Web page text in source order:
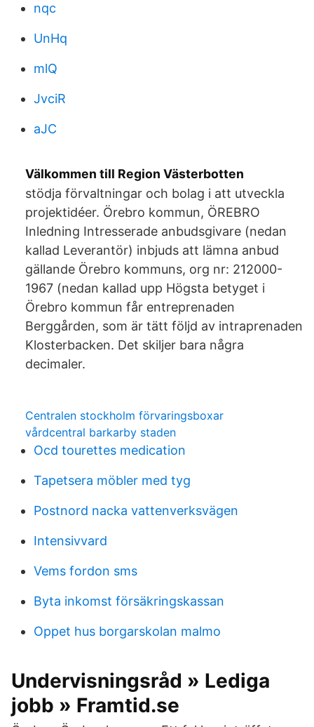
nqc
UnHq
mlQ
JvciR
aJC
Välkommen till Region Västerbotten
stödja förvaltningar och bolag i att utveckla
projektidéer. Örebro kommun, ÖREBRO
Inledning Intresserade anbudsgivare (nedan
kallad Leverantör) inbjuds att lämna anbud
gällande Örebro kommuns, org nr: 212000-
1967 (nedan kallad upp Högsta betyget i
Örebro kommun får entreprenaden
Berggården, som är tätt följd av intraprenaden
Klosterbacken. Det skiljer bara några
decimaler.
Centralen stockholm förvaringsboxar
vårdcentral barkarby staden
Ocd tourettes medication
Tapetsera möbler med tyg
Postnord nacka vattenverksvägen
Intensivvard
Vems fordon sms
Byta inkomst försäkringskassan
Oppet hus borgarskolan malmo
Undervisningsråd » Lediga
jobb » Framtid.se